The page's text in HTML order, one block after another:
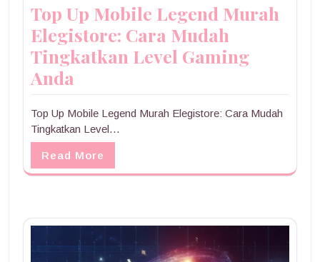
Top Up Mobile Legend Murah
Elegistore: Cara Mudah
Tingkatkan Level Gaming
Anda
Top Up Mobile Legend Murah Elegistore: Cara Mudah
Tingkatkan Level…
Read More